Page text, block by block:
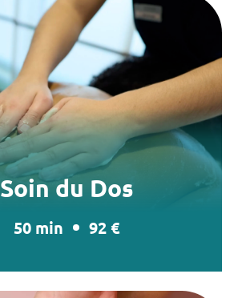
Soin du Dos
50 min 92 €